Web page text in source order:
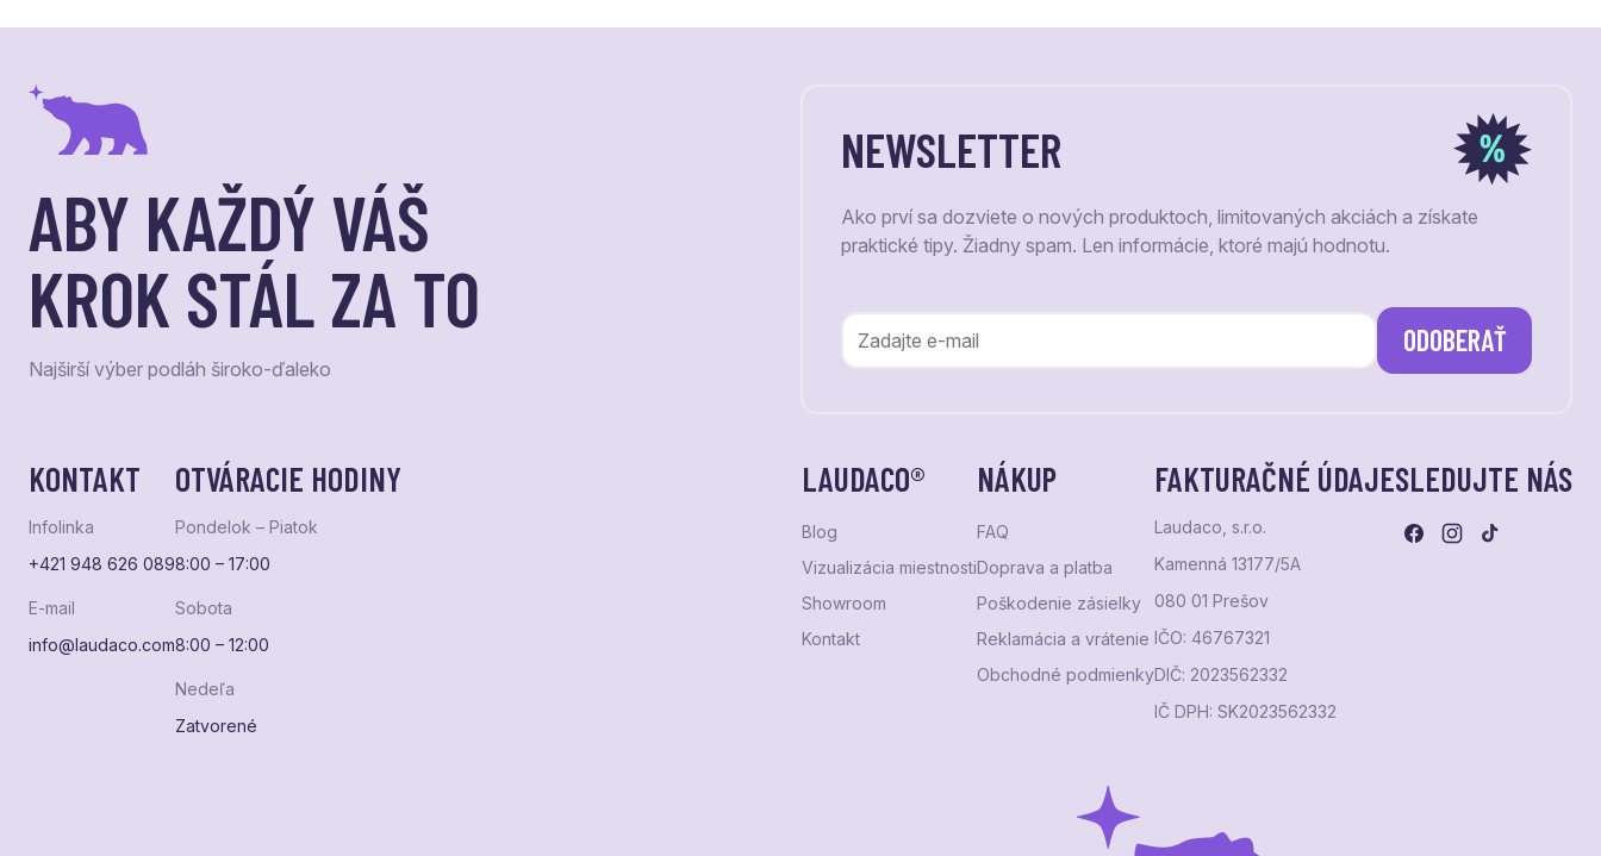
ABY KAŽDÝ VÁŠ
KROK STÁL ZA TO
Najširší výber podláh široko-ďaleko
NEWSLETTER
Ako prví sa dozviete o nových produktoch, limitovaných akciách a získate
praktické tipy. Žiadny spam. Len informácie, ktoré majú hodnotu.
ODOBERAŤ
KONTAKT
Infolinka
+421 948 626 089
E-mail
info@laudaco.com
OTVÁRACIE HODINY
Pondelok – Piatok
8:00 – 17:00
Sobota
8:00 – 12:00
Nedeľa
Zatvorené
LAUDACO®
Blog
Vizualizácia miestnosti
Showroom
Kontakt
NÁKUP
FAQ
Doprava a platba
Poškodenie zásielky
Reklamácia a vrátenie
Obchodné podmienky
FAKTURAČNÉ ÚDAJE
Laudaco, s.r.o.
Kamenná 13177/5A
080 01 Prešov
IČO: 46767321
DIČ: 2023562332
IČ DPH: SK2023562332
SLEDUJTE NÁS